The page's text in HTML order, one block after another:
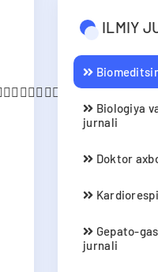
ILMIY
Biologiya
jurnali
Doktor
Gepato-
jurnali